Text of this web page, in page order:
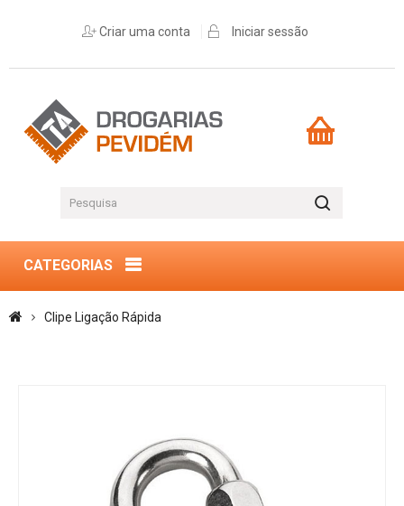
Criar uma conta Iniciar sessão
CATEGORIAS
Clipe Ligação Rápida